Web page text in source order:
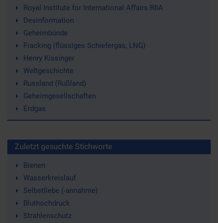
Royal Institute for International Affairs RIIA
Desinformation
Geheimbünde
Fracking (flüssiges Schiefergas, LNG)
Henry Kissinger
Weltgeschichte
Russland (Rußland)
Geheimgesellschaften
Erdgas
Zuletzt gesuchte Stichworte
Bienen
Wasserkreislauf
Selbstliebe (-annahme)
Bluthochdruck
Strahlenschutz